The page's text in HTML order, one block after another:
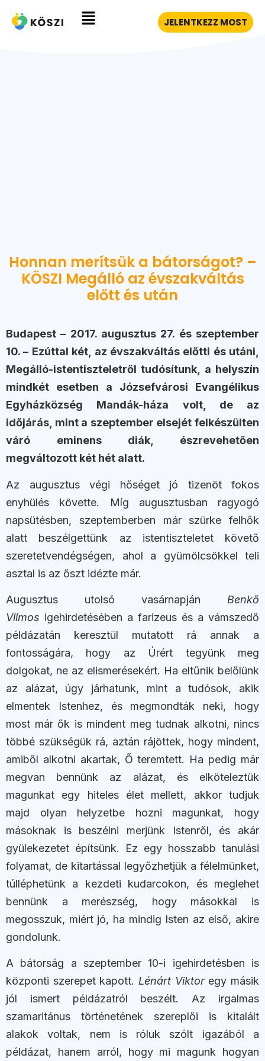
JELENTKEZZ MOST
Honnan merítsük a bátorságot? –
KÖSZI Megálló az évszakváltás
előtt és után
Budapest – 2017. augusztus 27. és szeptember
10. – Ezúttal két, az évszakváltás előtti és utáni,
Megálló-istentiszteletről tudósítunk, a helyszín
mindkét esetben a Józsefvárosi Evangélikus
Egyházközség Mandák-háza volt, de az
időjárás, mint a szeptember elsejét felkészülten
váró eminens diák, észrevehetően
megváltozott két hét alatt.
Az augusztus végi hőséget jó tizenöt fokos
enyhülés követte. Míg augusztusban ragyogó
napsütésben, szeptemberben már szürke felhők
alatt beszélgettünk az istentiszteletet követő
szeretetvendégségen, ahol a gyümölcsökkel teli
asztal is az őszt idézte már.
Augusztus utolsó vasárnapján Benkő
Vilmos igehirdetésében a farizeus és a vámszedő
példázatán keresztül mutatott rá annak a
fontosságára, hogy az Úrért tegyünk meg
dolgokat, ne az elismerésekért. Ha eltűnik belőlünk
az alázat, úgy járhatunk, mint a tudósok, akik
elmentek Istenhez, és megmondták neki, hogy
most már ők is mindent meg tudnak alkotni, nincs
többé szükségük rá, aztán rájöttek, hogy mindent,
amiből alkotni akartak, Ő teremtett. Ha pedig már
megvan bennünk az alázat, és elköteleztük
magunkat egy hiteles élet mellett, akkor tudjuk
majd olyan helyzetbe hozni magunkat, hogy
másoknak is beszélni merjünk Istenről, és akár
gyülekezetet építsünk. Ez egy hosszabb tanulási
folyamat, de kitartással legyőzhetjük a félelmünket,
túlléphetünk a kezdeti kudarcokon, és meglehet
bennünk a merészség, hogy másokkal is
megosszuk, miért jó, ha mindig Isten az első, akire
gondolunk.
A bátorság a szeptember 10-i igehirdetésben is
központi szerepet kapott. Lénárt Viktoregy másik
jól ismert példázatról beszélt. Az irgalmas
szamaritánus történetének szereplői is kitalált
alakok voltak, nem is róluk szólt igazából a
példázat, hanem arról, hogy mi magunk hogyan